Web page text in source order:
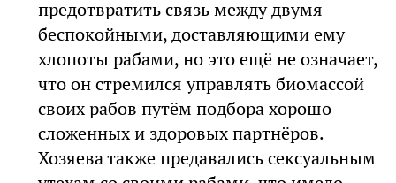
предотвратить связь между двумя
беспокойными, доставляющими ему
хлопоты рабами, но это ещё не означает,
что он стремился управлять биомассой
своих рабов путём подбора хорошо
сложенных и здоровых партнёров.
Хозяева также предавались сексуальным